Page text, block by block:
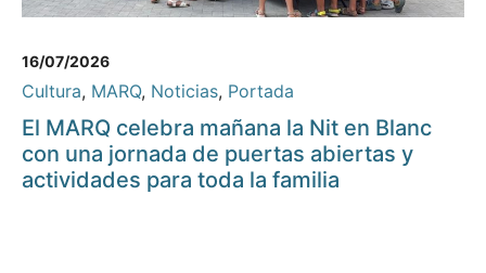
16/07/2026
Cultura, MARQ, Noticias, Portada
El MARQ celebra mañana la Nit en Blanc
con una jornada de puertas abiertas y
actividades para toda la familia